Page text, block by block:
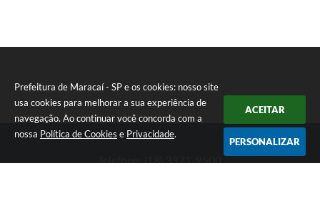
Prefeitura de Maracaí - SP e os cookies: nosso site
usa cookies para melhorar a sua experiência de
navegação. Ao continuar você concorda com a
nossa Política de Cookies e Privacidade.
ACEITAR
PERSONALIZAR
Telefone: (18) 3371-9500